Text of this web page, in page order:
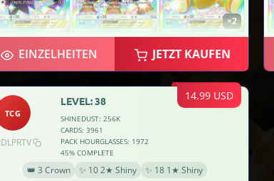
×2
EINZELHEITEN JETZT KAUFEN
14.99 USD
TCG
LEVEL: 38
SHINEDUST: 256K
CARDS: 3961
PACK HOURGLASSES: 1972
45% COMPLETE
👑 3 Crown ✨ 10 2★ Shiny ✨ 18 1★ Shiny